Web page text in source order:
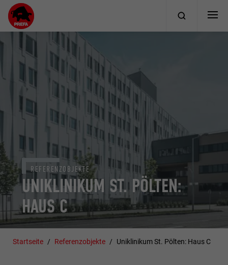
UNIKLINIKUM ST. PÖLTEN:
HAUS C
REFERENZOBJEKTE
Startseite Referenzobjekte Uniklinikum St. Pölten: Haus C